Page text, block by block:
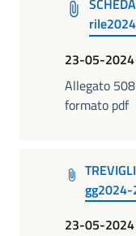
23-05-2024
Allegato
formato pdf
gg2024-
23-05-2024